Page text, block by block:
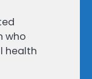
who
health